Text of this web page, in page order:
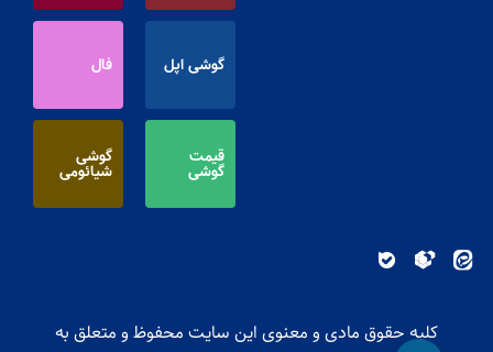
گوشی اپل فال
قیمت
گوشی
گوشی
شیائومی
کلیه حقوق مادی و معنوی این سایت محفوظ و متعلق به